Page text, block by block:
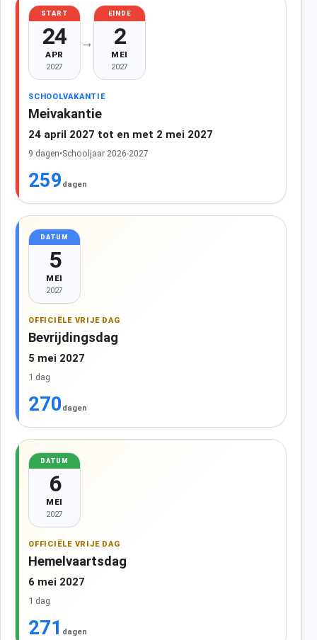
START
24
APR
2027
→
EINDE
2
MEI
2027
SCHOOLVAKANTIE
Meivakantie
24 april 2027 tot en met 2 mei 2027
9 dagen•Schooljaar 2026-2027
259 dagen
DATUM
5
MEI
2027
OFFICIËLE VRIJE DAG
Bevrijdingsdag
5 mei 2027
1 dag
270 dagen
DATUM
6
MEI
2027
OFFICIËLE VRIJE DAG
Hemelvaartsdag
6 mei 2027
1 dag
271 dagen